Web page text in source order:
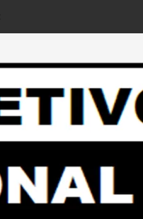
AUTOMÓVIL DODGE
Regional”.